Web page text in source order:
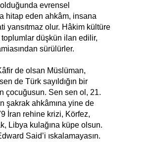
evrensel
hitap eden ahkâm, insana
yansıtmaz olur. Hâkim kültüre
düşkün ilan edilir,
sürülürler.
de olsan Müslüman,
de Türk sayıldığın bir
çocuğusun. Sen sen ol, 21.
şakrak ahkâmına yine de
İran rehine krizi, Körfez,
Libya kulağına küpe olsun.
Said’i ıskalamayasın.